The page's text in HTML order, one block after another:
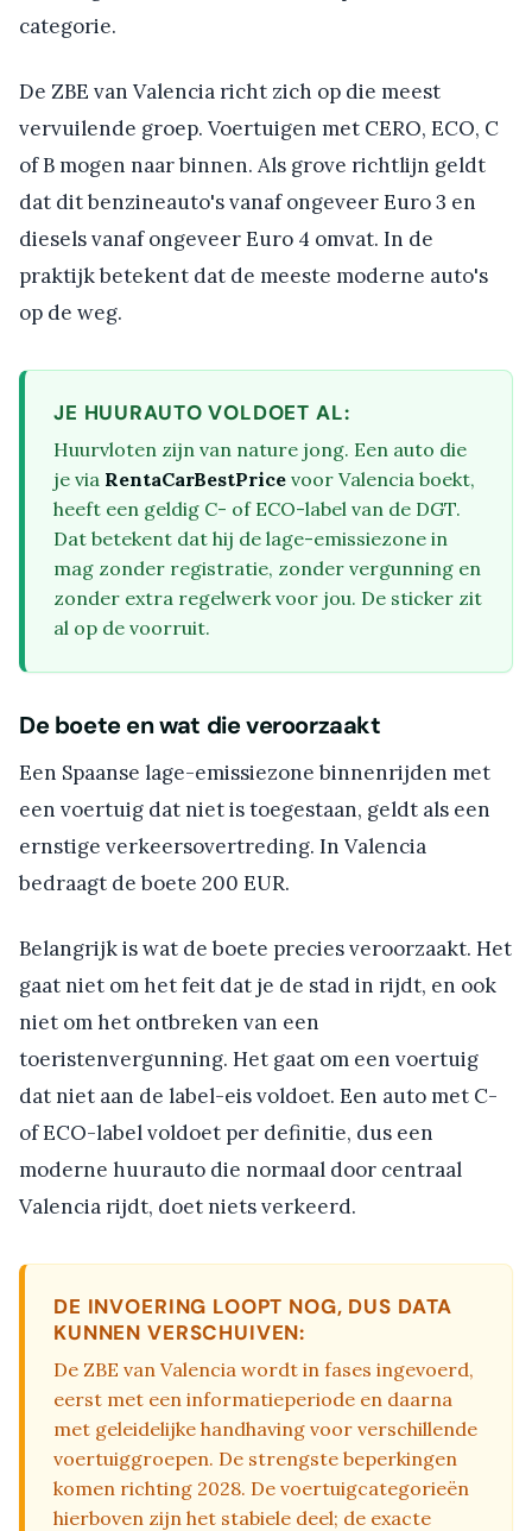
categorie.
De ZBE van Valencia richt zich op die meest
vervuilende groep. Voertuigen met CERO, ECO, C
of B mogen naar binnen. Als grove richtlijn geldt
dat dit benzineauto's vanaf ongeveer Euro 3 en
diesels vanaf ongeveer Euro 4 omvat. In de
praktijk betekent dat de meeste moderne auto's
op de weg.
JE HUURAUTO VOLDOET AL:
Huurvloten zijn van nature jong. Een auto die
je via RentaCarBestPrice voor Valencia boekt,
heeft een geldig C- of ECO-label van de DGT.
Dat betekent dat hij de lage-emissiezone in
mag zonder registratie, zonder vergunning en
zonder extra regelwerk voor jou. De sticker zit
al op de voorruit.
De boete en wat die veroorzaakt
Een Spaanse lage-emissiezone binnenrijden met
een voertuig dat niet is toegestaan, geldt als een
ernstige verkeersovertreding. In Valencia
bedraagt de boete 200 EUR.
Belangrijk is wat de boete precies veroorzaakt. Het
gaat niet om het feit dat je de stad in rijdt, en ook
niet om het ontbreken van een
toeristenvergunning. Het gaat om een voertuig
dat niet aan de label-eis voldoet. Een auto met C-
of ECO-label voldoet per definitie, dus een
moderne huurauto die normaal door centraal
Valencia rijdt, doet niets verkeerd.
DE INVOERING LOOPT NOG, DUS DATA
KUNNEN VERSCHUIVEN:
De ZBE van Valencia wordt in fases ingevoerd,
eerst met een informatieperiode en daarna
met geleidelijke handhaving voor verschillende
voertuiggroepen. De strengste beperkingen
komen richting 2028. De voertuigcategorieën
hierboven zijn het stabiele deel; de exacte